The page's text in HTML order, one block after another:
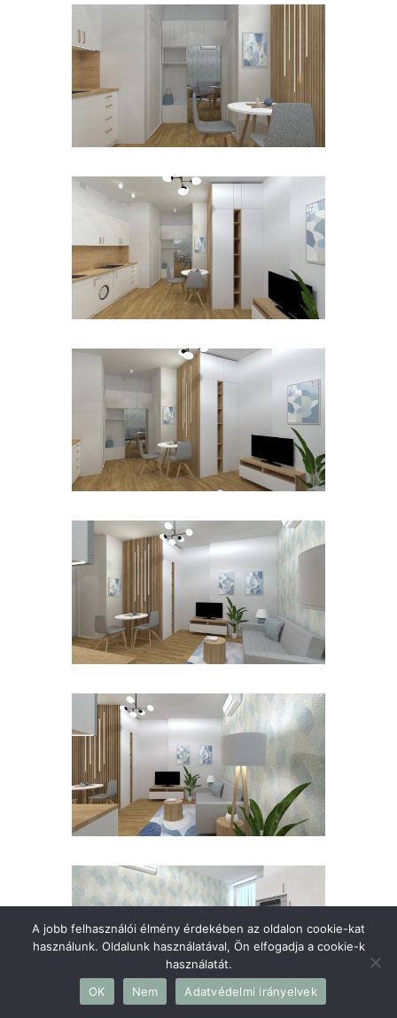
A jobb felhasználói élmény érdekében az oldalon cookie-kat
használunk. Oldalunk használatával, Ön elfogadja a cookie-k
használatát.
OK
Nem Adatvédelmi irányelvek